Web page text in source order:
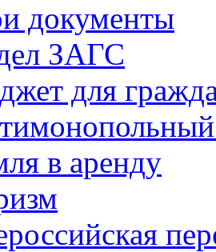
документы
ЗАГС
для
в аренду